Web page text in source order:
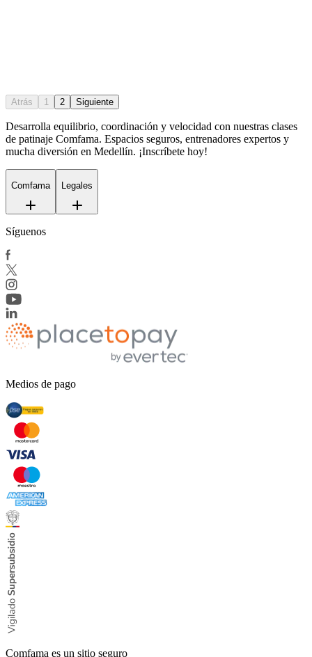
Atrás 1 2 Siguiente
Desarrolla equilibrio, coordinación y velocidad con nuestras clases
de patinaje Comfama. Espacios seguros, entrenadores expertos y
mucha diversión en Medellín. ¡Inscríbete hoy!
Comfama Legales
Síguenos
Medios de pago
Comfama es un sitio seguro